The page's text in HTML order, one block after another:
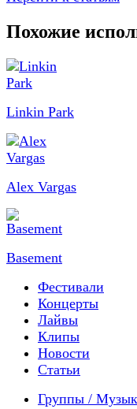
Похожие
Linkin Park
Alex Vargas
Basement
Фестивали
Концерты
Лайвы
Клипы
Новости
Статьи
Группы /